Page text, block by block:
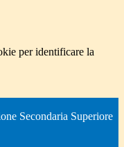
per identificare la
Secondaria Superiore